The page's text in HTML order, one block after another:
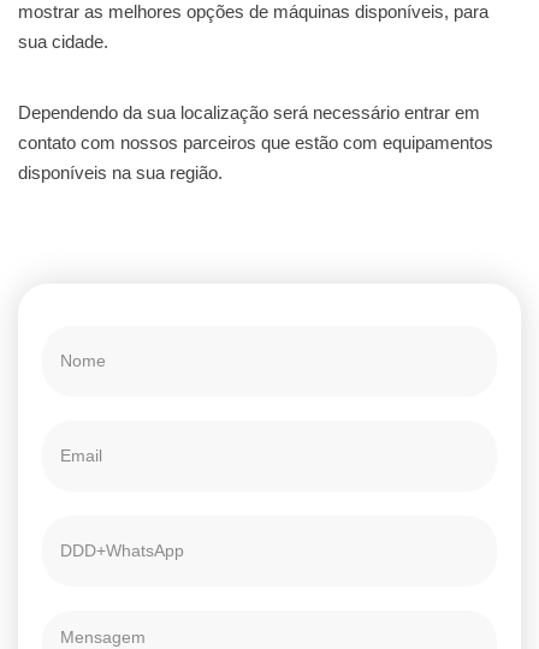
mostrar as melhores opções de máquinas disponíveis, para
sua cidade.
Dependendo da sua localização será necessário entrar em
contato com nossos parceiros que estão com equipamentos
disponíveis na sua região.